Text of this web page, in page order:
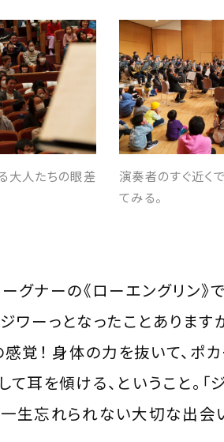
大人たちの眼差
演奏者のすぐ近く
てみる。
グナーの《ローエングリン》
ワーっとなったことあります
感覚！ 身体の力を抜いて、ポ
て耳を傾ける、ということ。「
生忘れられない大切な出会